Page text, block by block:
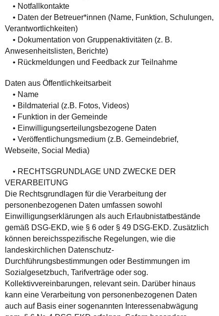
• Notfallkontakte
• Daten der Betreuer*innen (Name, Funktion, Schulungen,
Verantwortlichkeiten)
• Dokumentation von Gruppenaktivitäten (z. B.
Anwesenheitslisten, Berichte)
• Rückmeldungen und Feedback zur Teilnahme
Daten aus Öffentlichkeitsarbeit
• Name
• Bildmaterial (z.B. Fotos, Videos)
• Funktion in der Gemeinde
• Einwilligungserteilungsbezogene Daten
• Veröffentlichungsmedium (z.B. Gemeindebrief,
Webseite, Social Media)
• RECHTSGRUNDLAGE UND ZWECKE DER
VERARBEITUNG
Die Rechtsgrundlagen für die Verarbeitung der
personenbezogenen Daten umfassen sowohl
Einwilligungserklärungen als auch Erlaubnistatbestände
gemäß DSG-EKD, wie § 6 oder § 49 DSG-EKD. Zusätzlich
können bereichsspezifische Regelungen, wie die
landeskirchlichen Datenschutz-
Durchführungsbestimmungen oder Bestimmungen im
Sozialgesetzbuch, Tarifverträge oder sog.
Kollektivvereinbarungen, relevant sein. Darüber hinaus
kann eine Verarbeitung von personenbezogenen Daten
auch auf Basis einer sogenannten Interessenabwägung